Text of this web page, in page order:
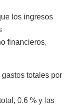
los ingresos
financieros,
totales por
0.6 % y las